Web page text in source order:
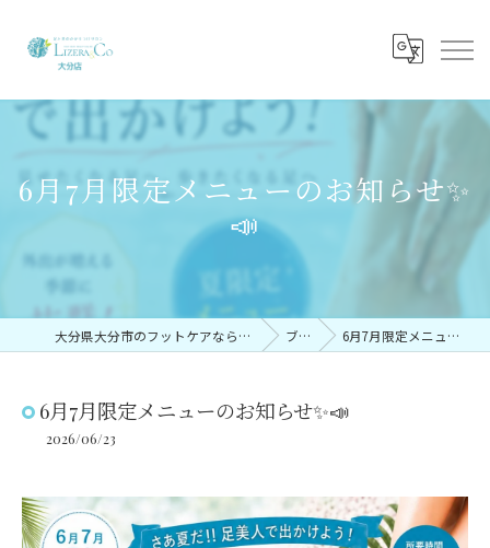
6月7月限定メニューのお知らせ✨
📣
大分県大分市のフットケアならリゼラアンドコー大分店 ブログ 6月7月限定メニューのお知らせ✨📣
6月7月限定メニューのお知らせ✨📣
2026/06/23